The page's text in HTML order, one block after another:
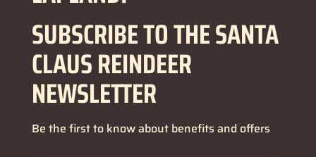
SUBSCRIBE TO THE SANTA
CLAUS REINDEER
NEWSLETTER
Be the first to know about benefits and offers